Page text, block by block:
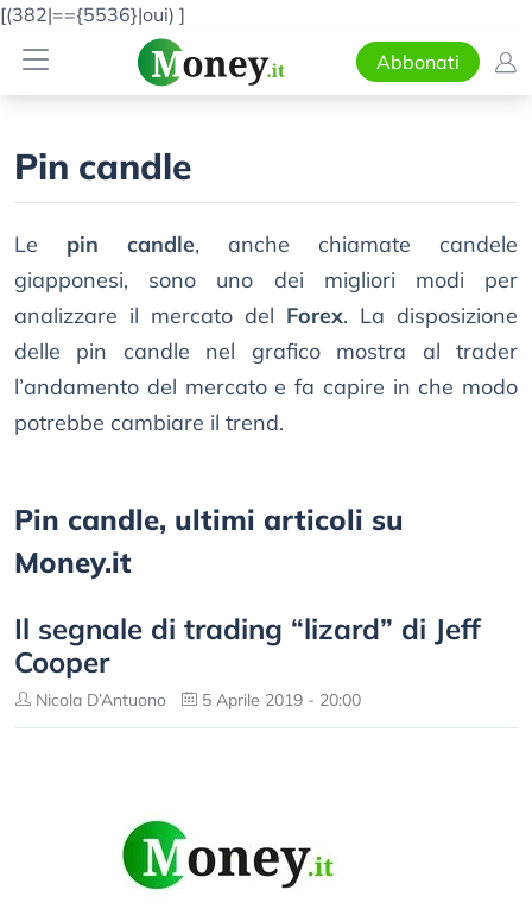
[(382|=={5536}|oui) ]
Abbonati
Pin candle
Le pin candle, anche chiamate candele
giapponesi, sono uno dei migliori modi per
analizzare il mercato del Forex. La disposizione
delle pin candle nel grafico mostra al trader
l’andamento del mercato e fa capire in che modo
potrebbe cambiare il trend.
Pin candle, ultimi articoli su
Money.it
Il segnale di trading “lizard” di Jeff
Cooper
Nicola D’Antuono 5 Aprile 2019 - 20:00